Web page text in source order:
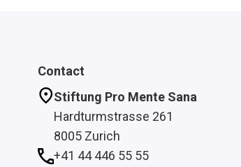
Contact
Stiftung Pro Mente Sana
Hardturmstrasse 261
8005 Zurich
+41 44 446 55 55